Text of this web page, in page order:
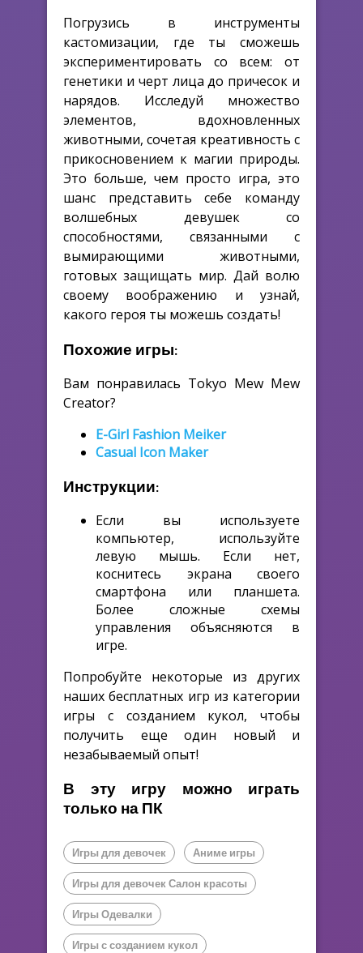
Погрузись в инструменты
кастомизации, где ты сможешь
экспериментировать со всем: от
генетики и черт лица до причесок и
нарядов. Исследуй множество
элементов, вдохновленных
животными, сочетая креативность с
прикосновением к магии природы.
Это больше, чем просто игра, это
шанс представить себе команду
волшебных девушек со
способностями, связанными с
вымирающими животными,
готовых защищать мир. Дай волю
своему воображению и узнай,
какого героя ты можешь создать!
Похожие игры:
Вам понравилась Tokyo Mew Mew
Creator?
E-Girl Fashion Meiker
Casual Icon Maker
Инструкции:
Если вы используете
компьютер, используйте
левую мышь. Если нет,
коснитесь экрана своего
смартфона или планшета.
Более сложные схемы
управления объясняются в
игре.
Попробуйте некоторые из других
наших бесплатных игр из категории
игры с созданием кукол, чтобы
получить еще один новый и
незабываемый опыт!
В эту игру можно играть
только на ПК
Игры для девочек Аниме игры
Игры для девочек Салон красоты
Игры Одевалки
Игры с созданием кукол